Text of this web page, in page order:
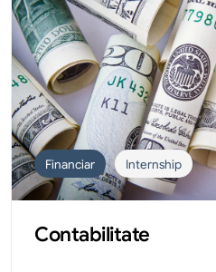
Financiar Internship
Contabilitate